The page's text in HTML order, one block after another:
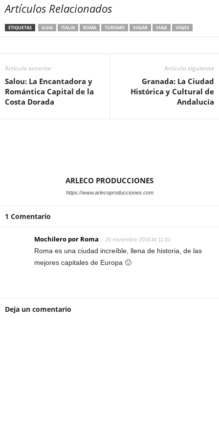
Artículos Relacionados
ETIQUETAS GUIA ITALIA ROMA TURISMO VIAJAR VIAJE VIAJES
Artículo anterior
Salou: La Encantadora y
Romántica Capital de la
Costa Dorada
Artículo siguiente
Granada: La Ciudad
Histórica y Cultural de
Andalucía
ARLECO PRODUCCIONES
https://www.arlecoproducciones.com
1 Comentario
Mochilero por Roma 26 noviembre 2016 At 11:01
Roma es una ciudad increíble, llena de historia, de las
mejores capitales de Europa 🙂
Deja un comentario